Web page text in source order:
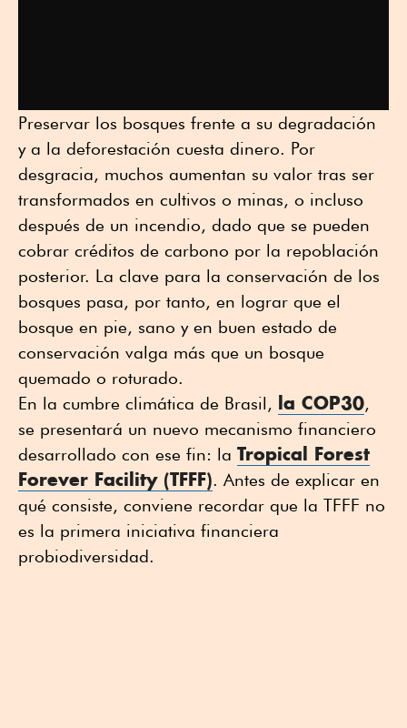
Preservar los bosques frente a su degradación
y a la deforestación cuesta dinero. Por
desgracia, muchos aumentan su valor tras ser
transformados en cultivos o minas, o incluso
después de un incendio, dado que se pueden
cobrar créditos de carbono por la repoblación
posterior. La clave para la conservación de los
bosques pasa, por tanto, en lograr que el
bosque en pie, sano y en buen estado de
conservación valga más que un bosque
quemado o roturado.
En la cumbre climática de Brasil, la COP30,
se presentará un nuevo mecanismo financiero
desarrollado con ese fin: la Tropical Forest
Forever Facility (TFFF). Antes de explicar en
qué consiste, conviene recordar que la TFFF no
es la primera iniciativa financiera
probiodiversidad.